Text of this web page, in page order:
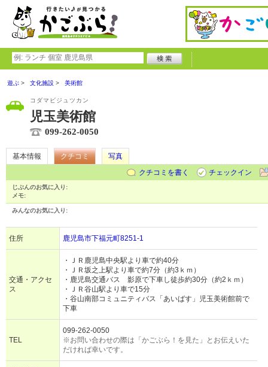
遊ぶ 文化施設 美術館
コダマビジュツカン
児玉美術館
099-262-0050
基本情報 クチコミ
写真
クチコミを書く
チェックイン
じぶんのお気に入り:
メモ:
みんなのお気に入り:
住所 鹿児島市下福元町8251-1
交通・アクセ
ス
・ＪＲ鹿児島中央駅より車で約40分
・ＪＲ坂之上駅より車で約7分（約3ｋｍ）
・鹿児島交通バス 影原で下車し徒歩約30分（約2ｋｍ）
・ＪＲ谷山駅より車で15分
・谷山南部コミュニティバス「あいばす」児玉美術館前で
下車
TEL
099-262-0050
※お問い合わせの際は「かごぶら！を見た」とお伝えいた
だければ幸いです。